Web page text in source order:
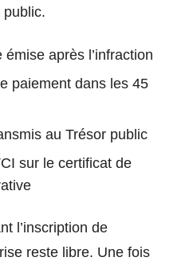
public.
après l’infraction
paiement dans les 45
au Trésor public
sur le certificat de
l’inscription de
reste libre. Une fois